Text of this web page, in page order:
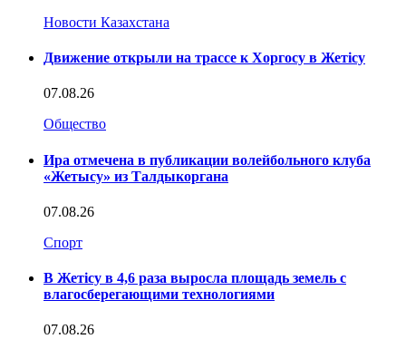
Новости Казахстана
Движение открыли на трассе к Хоргосу в Жетісу
07.08.26
Общество
Ира отмечена в публикации волейбольного клуба
«Жетысу» из Талдыкоргана
07.08.26
Спорт
В Жетісу в 4,6 раза выросла площадь земель с
влагосберегающими технологиями
07.08.26